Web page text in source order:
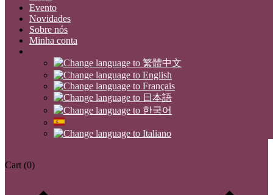
Evento
Novidades
Sobre nós
Minha conta
Cart (0)